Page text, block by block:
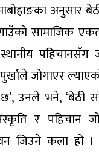
अनुसार
गाउँको सामाजिक
पहिचानसँग
पुर्खाले जोगाएर
उनले भने, ‘बेठी
र पहिचान
जिउने कला हो